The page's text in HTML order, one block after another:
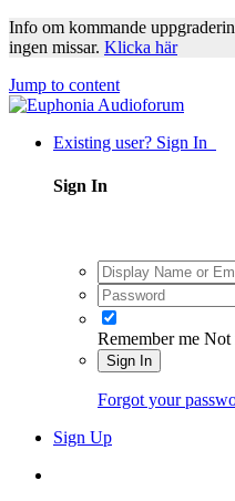
Info om kommande
ingen missar. Klicka här
Jump to content
Existing user? Sign In
Sign In
Remember me Not
Sign In
Forgot your
Sign Up